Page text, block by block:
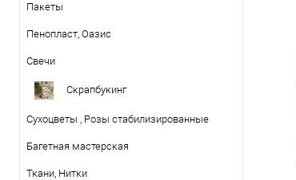
Пакеты
Пенопласт, Оазис
Свечи
Скрапбукинг
Сухоцветы , Розы стабилизированные
Багетная мастерская
Ткани, Нитки